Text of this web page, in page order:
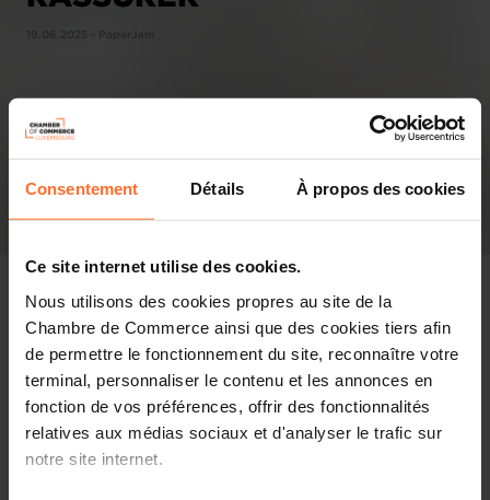
Consentement Détails À propos des cookies
Ce site internet utilise des cookies.
Nous utilisons des cookies propres au site de la
Chambre de Commerce ainsi que des cookies tiers afin
de permettre le fonctionnement du site, reconnaître votre
terminal, personnaliser le contenu et les annonces en
fonction de vos préférences, offrir des fonctionnalités
relatives aux médias sociaux et d'analyser le trafic sur
notre site internet.
Pressespiegel
Diesen Artikel teilen